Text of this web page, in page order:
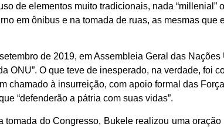
de elementos muito tradicionais, nada “millenial”
em ônibus e na tomada de ruas, as mesmas que
de 2019, em Assembleia Geral das
ONU”. O que teve de inesperado, na verdade, foi
chamado à insurreição, com apoio formal das
“defenderão a pátria com suas vidas”.
tomada do Congresso, Bukele realizou uma